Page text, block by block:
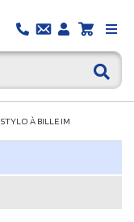
STYLO À BILLE IM